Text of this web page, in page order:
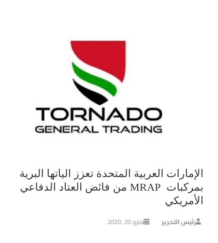
الإمارات العربية المتحدة تعزز الياتها البرية
بمركبات MRAP من فائض العتاد الدفاعي
الأمريكي
رئيس التحرير مايو 20, 2020